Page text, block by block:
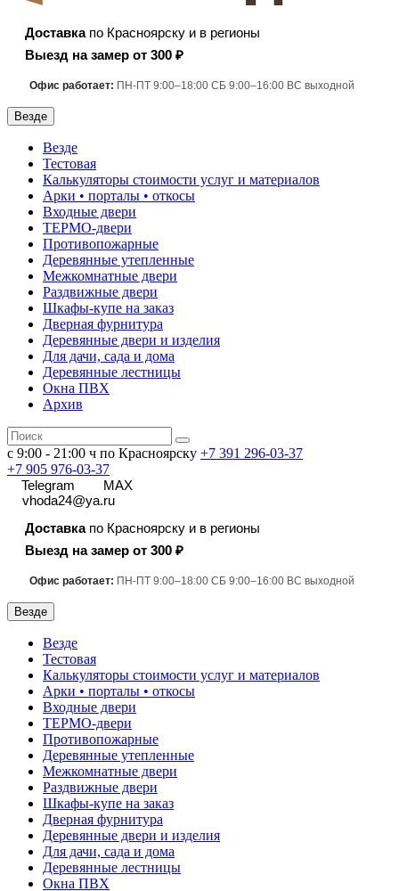
Доставкапо Красноярску и в регионы
Выезд на замер от 300 ₽
Офис работает: ПН-ПТ 9:00–18:00 СБ 9:00–16:00 ВС выходной
Везде
Везде
Тестовая
Калькуляторы стоимости услуг и материалов
Арки • порталы • откосы
Входные двери
ТЕРМО-двери
Противопожарные
Деревянные утепленные
Межкомнатные двери
Раздвижные двери
Шкафы-купе на заказ
Дверная фурнитура
Деревянные двери и изделия
Для дачи, сада и дома
Деревянные лестницы
Окна ПВХ
Архив
с 9:00 - 21:00 ч по Красноярску +7 391 296-03-37
+7 905 976-03-37
Telegram
MAX
vhoda24@ya.ru
Доставкапо Красноярску и в регионы
Выезд на замер от 300 ₽
Офис работает: ПН-ПТ 9:00–18:00 СБ 9:00–16:00 ВС выходной
Везде
Везде
Тестовая
Калькуляторы стоимости услуг и материалов
Арки • порталы • откосы
Входные двери
ТЕРМО-двери
Противопожарные
Деревянные утепленные
Межкомнатные двери
Раздвижные двери
Шкафы-купе на заказ
Дверная фурнитура
Деревянные двери и изделия
Для дачи, сада и дома
Деревянные лестницы
Окна ПВХ